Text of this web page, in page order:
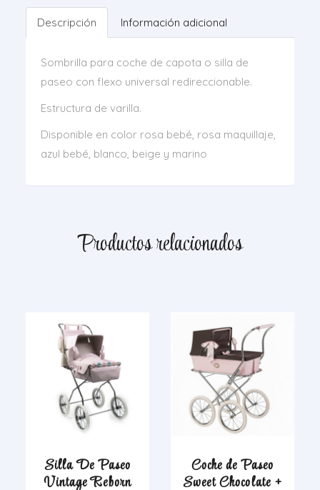
Descripción Información adicional
Sombrilla para coche de capota o silla de
paseo con flexo universal redireccionable.
Estructura de varilla.
Disponible en color rosa bebé, rosa maquillaje,
azul bebé, blanco, beige y marino
Productos relacionados
Silla De Paseo
Vintage Reborn
Coche de Paseo
Sweet Chocolate +